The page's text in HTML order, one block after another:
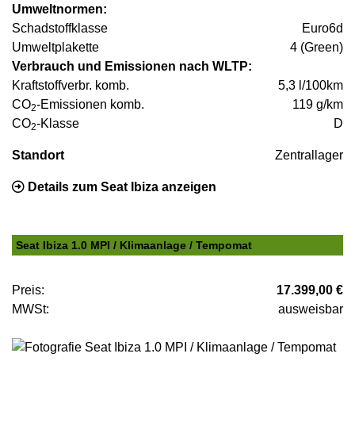
Umweltnormen:
Schadstoffklasse
Euro6d
Umweltplakette
4 (Green)
Verbrauch und Emissionen nach WLTP:
Kraftstoffverbr. komb.
5,3 l/100km
CO2-Emissionen komb.
119 g/km
CO2-Klasse D
Standort Zentrallager
Details zum Seat Ibiza anzeigen
Seat Ibiza 1.0 MPI / Klimaanlage / Tempomat
Preis:
17.399,00 €
MWSt:
ausweisbar